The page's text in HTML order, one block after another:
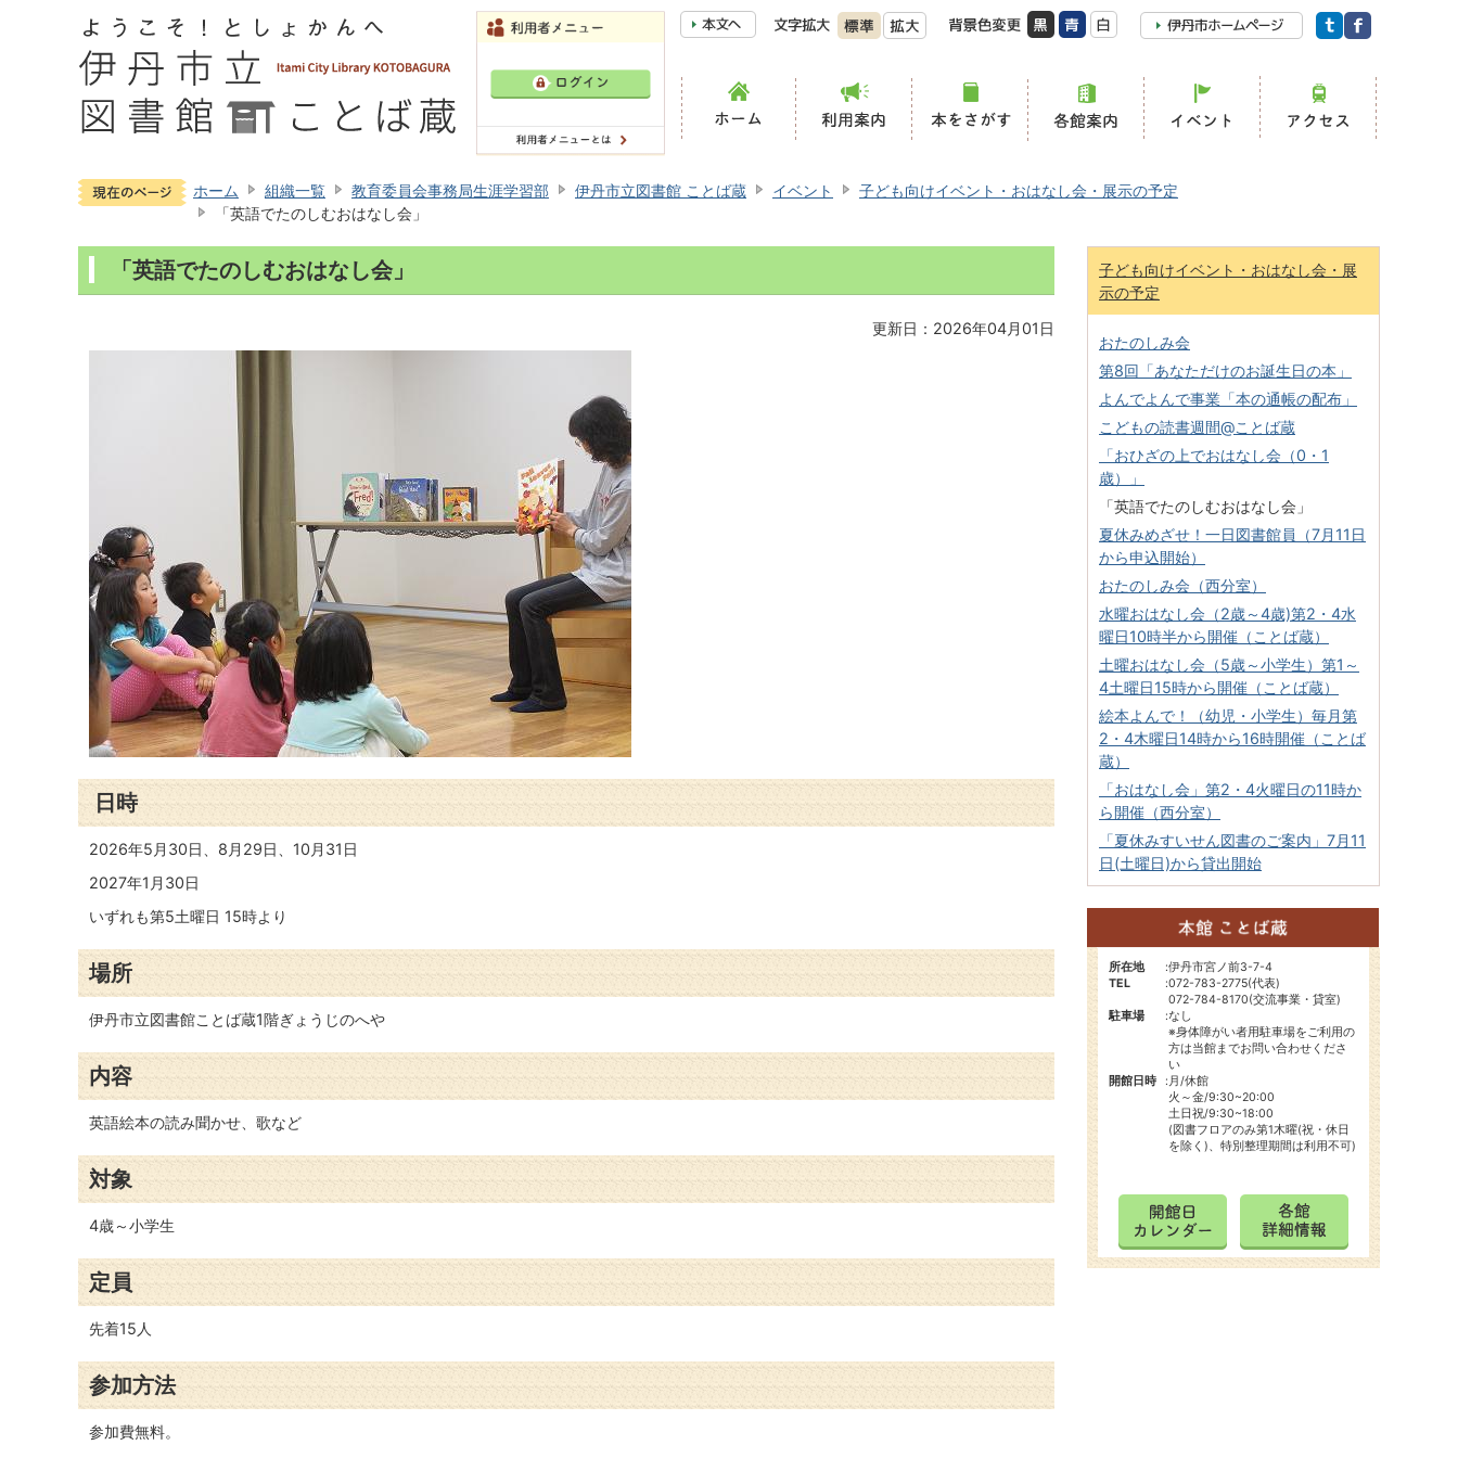
ホーム 組織一覧 教育委員会事務局生涯学習部 伊丹市立図書館 ことば蔵 イベント
子ども向けイベント・おはなし会・展示の予定
「英語でたのしむおはなし会」
「英語でたのしむおはなし会」
更新日：2026年04月01日
日時
2026年5月30日、8月29日、10月31日
2027年1月30日
いずれも第5土曜日 15時より
場所
伊丹市立図書館ことば蔵1階ぎょうじのへや
内容
英語絵本の読み聞かせ、歌など
対象
4歳～小学生
定員
先着15人
参加方法
参加費無料。
子ども向けイベント・おはなし会・展
示の予定
おたのしみ会
第8回「あなただけのお誕生日の本」
よんでよんで事業「本の通帳の配布」
こどもの読書週間@ことば蔵
「おひざの上でおはなし会（0・1
歳）」
「英語でたのしむおはなし会」
夏休みめざせ！一日図書館員（7月11日
から申込開始）
おたのしみ会（西分室）
水曜おはなし会（2歳～4歳)第2・4水
曜日10時半から開催（ことば蔵）
土曜おはなし会（5歳～小学生）第1～
4土曜日15時から開催（ことば蔵）
絵本よんで！（幼児・小学生）毎月第
2・4木曜日14時から16時開催（ことば
蔵）
「おはなし会」第2・4火曜日の11時か
ら開催（西分室）
「夏休みすいせん図書のご案内」7月11
日(土曜日)から貸出開始
所在地 :伊丹市宮ノ前3-7-4
TEL
:072-783-2775(代表)
072-784-8170(交流事業・貸室)
駐車場
:なし
※身体障がい者用駐車場をご利用の
方は当館までお問い合わせくださ
い
開館日時
: 月/休館
火～金/9:30~20:00
土日祝/9:30~18:00
(図書フロアのみ第1木曜(祝・休日
を除く)、特別整理期間は利用不可)